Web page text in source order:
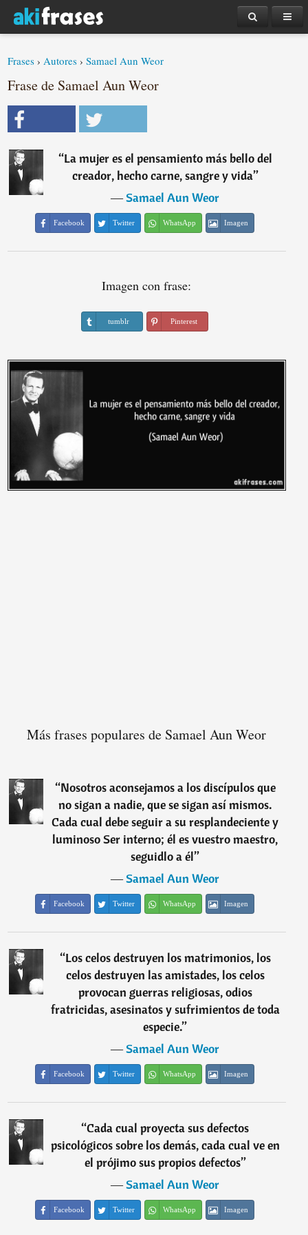
Frases ›Autores ›Samael Aun Weor
Frase de Samael Aun Weor
“La mujer es el pensamiento más bello del
creador, hecho carne, sangre y vida”
―Samael Aun Weor
Facebook Twitter WhatsApp Imagen
Imagen con frase:
tumblr Pinterest
Más frases populares de Samael Aun Weor
“Nosotros aconsejamos a los discípulos que
no sigan a nadie, que se sigan así mismos.
Cada cual debe seguir a su resplandeciente y
luminoso Ser interno; él es vuestro maestro,
seguidlo a él”
―Samael Aun Weor
Facebook Twitter WhatsApp Imagen
“Los celos destruyen los matrimonios, los
celos destruyen las amistades, los celos
provocan guerras religiosas, odios
fratricidas, asesinatos y sufrimientos de toda
especie.”
―Samael Aun Weor
Facebook Twitter WhatsApp Imagen
“Cada cual proyecta sus defectos
psicológicos sobre los demás, cada cual ve en
el prójimo sus propios defectos”
―Samael Aun Weor
Facebook Twitter WhatsApp Imagen